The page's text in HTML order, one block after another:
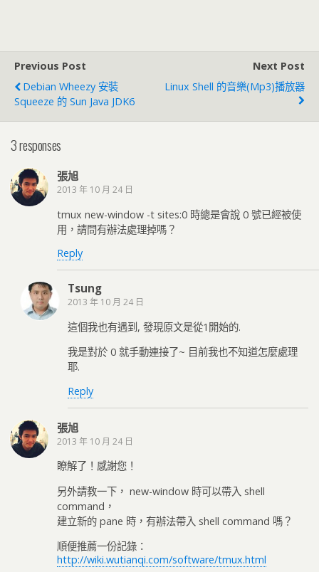
Previous Post
Debian Wheezy 安裝
Squeeze 的 Sun Java JDK6
Next Post
Linux Shell 的音樂(Mp3)播放器
3 responses
張旭
2013 年 10 月 24 日
tmux new-window -t sites:0 時總是會說 0 號已經被使
用，請問有辦法處理掉嗎？
Reply
Tsung
2013 年 10 月 24 日
這個我也有遇到, 發現原文是從1開始的.
我是對於 0 就手動連接了~ 目前我也不知道怎麼處理
耶.
Reply
張旭
2013 年 10 月 24 日
瞭解了！感謝您！
另外請教一下， new-window 時可以帶入 shell
command，
建立新的 pane 時，有辦法帶入 shell command 嗎？
順便推薦一份記錄：
http://wiki.wutianqi.com/software/tmux.html